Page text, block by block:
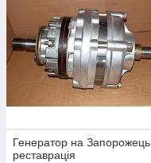
Генератор на Запорожець
реставрація